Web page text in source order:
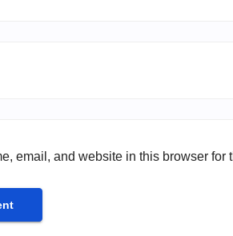
email, and website in this browser for